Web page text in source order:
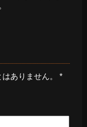
ありません。
*